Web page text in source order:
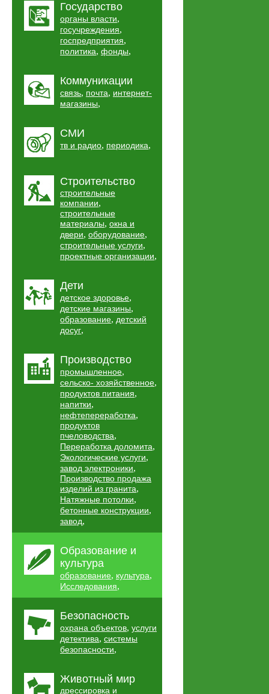
Государство
органы власти,
госучреждения,
госпредприятия,
политика, фонды,
Коммуникации
связь, почта, интернет-
магазины,
СМИ
тв и радио, периодика,
Строительство
строительные
компании,
строительные
материалы, окна и
двери, оборудование,
строительные услуги,
проектные организации,
Дети
детское здоровье,
детские магазины,
образование, детский
досуг,
Производство
промышленное,
сельско- хозяйственное,
продуктов питания,
напитки,
нефтепереработка,
продуктов
пчеловодства,
Переработка доломита,
Экологические услуги,
завод электроники,
Производство продажа
изделий из гранита,
Натяжные потолки,
бетонные конструкции,
завод,
Образование и
культура
образование, культура,
Исследования,
Безопасность
охрана объектов, услуги
детектива, системы
безопасности,
Животный мир
дрессировка и